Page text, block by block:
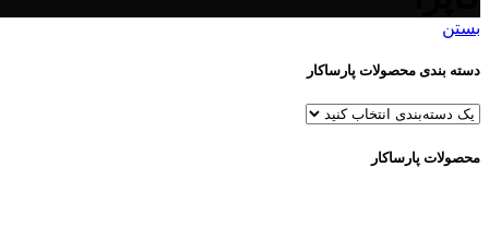
بستن
دسته بندی محصولات پارساکار
محصولات پارساکار